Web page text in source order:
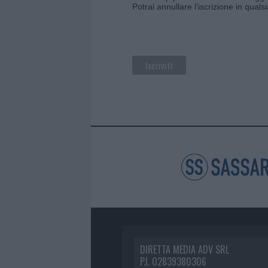
Potrai annullare l'iscrizione in
DIRETTA MEDIA ADV SRL
P.I. 02839380306